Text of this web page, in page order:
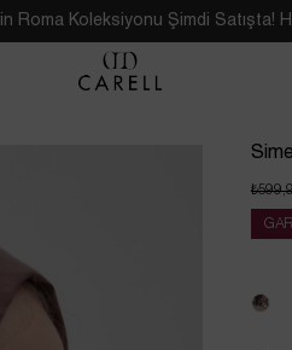
Roma Koleksiyonu Şimdi Satışta!
Tükendi